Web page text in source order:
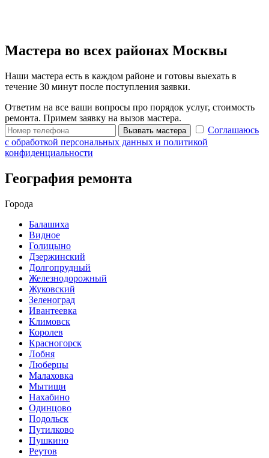
Мастера во всех районах Москвы
Наши мастера есть в каждом районе и готовы выехать в
течение 30 минут после поступления заявки.
Ответим на все ваши вопросы про порядок услуг, стоимость
ремонта. Примем заявку на вызов мастера.
Вызвать мастера
Соглашаюсь
с обработкой персональных данных и политикой
конфиденциальности
География ремонта
Города
Балашиха
Видное
Голицыно
Дзержинский
Долгопрудный
Железнодорожный
Жуковский
Зеленоград
Ивантеевка
Климовск
Королев
Красногорск
Лобня
Люберцы
Малаховка
Мытищи
Нахабино
Одинцово
Подольск
Путилково
Пушкино
Реутов